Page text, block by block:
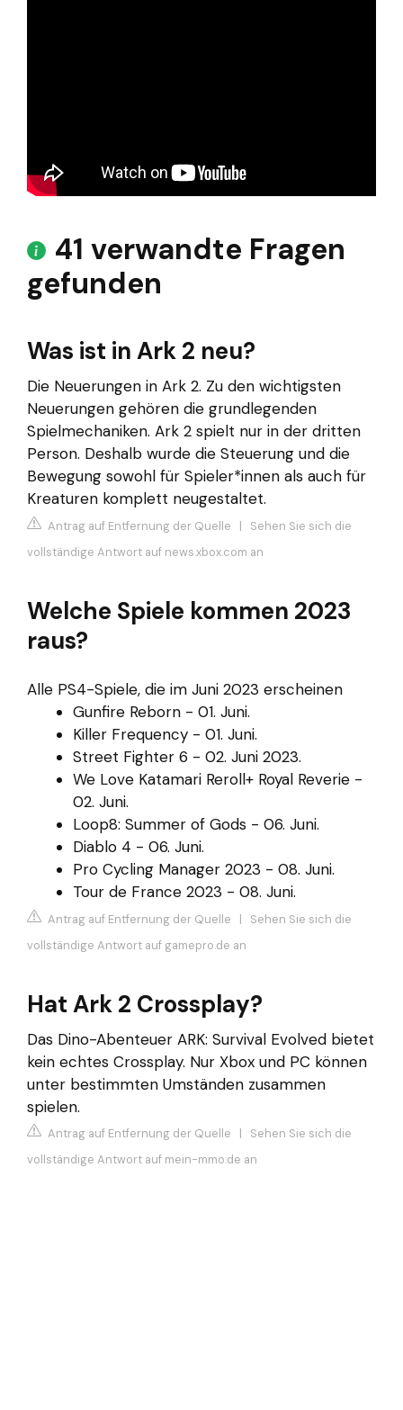
41 verwandte Fragen
gefunden
Was ist in Ark 2 neu?
Die Neuerungen in Ark 2. Zu den wichtigsten
Neuerungen gehören die grundlegenden
Spielmechaniken. Ark 2 spielt nur in der dritten
Person. Deshalb wurde die Steuerung und die
Bewegung sowohl für Spieler*innen als auch für
Kreaturen komplett neugestaltet.
Antrag auf Entfernung der Quelle | Sehen Sie sich die
vollständige Antwort auf news.xbox.com an
Welche Spiele kommen 2023
raus?
Alle PS4-Spiele, die im Juni 2023 erscheinen
Gunfire Reborn - 01. Juni.
Killer Frequency - 01. Juni.
Street Fighter 6 - 02. Juni 2023.
We Love Katamari Reroll+ Royal Reverie -
02. Juni.
Loop8: Summer of Gods - 06. Juni.
Diablo 4 - 06. Juni.
Pro Cycling Manager 2023 - 08. Juni.
Tour de France 2023 - 08. Juni.
Antrag auf Entfernung der Quelle | Sehen Sie sich die
vollständige Antwort auf gamepro.de an
Hat Ark 2 Crossplay?
Das Dino-Abenteuer ARK: Survival Evolved bietet
kein echtes Crossplay. Nur Xbox und PC können
unter bestimmten Umständen zusammen
spielen.
Antrag auf Entfernung der Quelle | Sehen Sie sich die
vollständige Antwort auf mein-mmo.de an